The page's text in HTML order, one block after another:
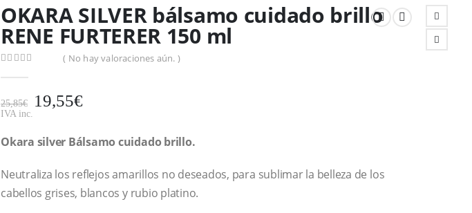
OKARA SILVER bálsamo cuidado brillo
RENE FURTERER 150 ml
( No hay valoraciones aún. )
25,85€ 19,55€
IVA inc.
Okara silver Bálsamo cuidado brillo.
Neutraliza los reflejos amarillos no deseados, para sublimar la belleza de los
cabellos grises, blancos y rubio platino.